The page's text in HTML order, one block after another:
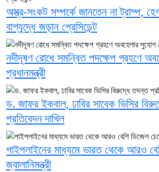
অস্ত্র-সংকট সম্পর্কে জানতেন না ট্রাম্প,
বাগ্‌যুদ্ধে জড়ান প্রেসিডেন্ট
নদীদূষণ রোধে সমন্বিত পদক্ষেপ গ্রহণে
প্রধানমন্ত্রী
ড. জাফর ইকবাল, ঢাবির সাবেক ভিসির
প্রতিবেদন দাখিল
পাইপলাইনের মাধ্যমে ভারত থেকে আরও
জ্বালানিমন্ত্রী